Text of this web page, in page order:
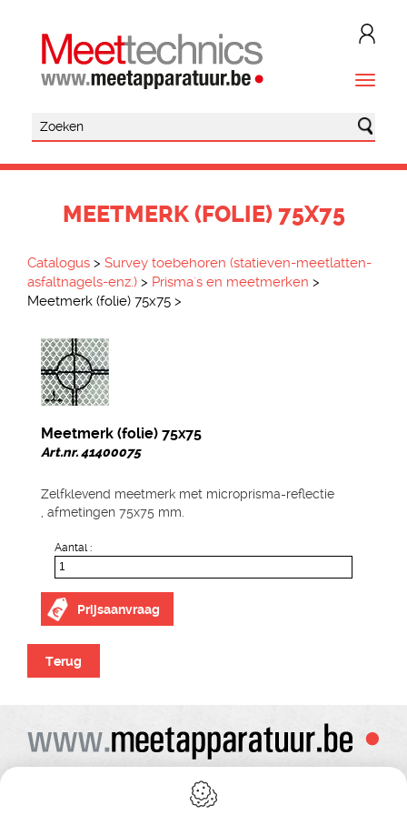
MEETMERK (FOLIE) 75X75
Catalogus > Survey toebehoren (statieven-meetlatten-
asfaltnagels-enz.) > Prisma's en meetmerken >
Meetmerk (folie) 75x75 >
Meetmerk (folie) 75x75
Art.nr. 41400075
Zelfklevend meetmerk met microprisma-reflectie
, afmetingen 75x75 mm.
Aantal :
Prijsaanvraag
Terug
Alle prijzen zijn onder voorbehoud van wijziging
Bij bestelling ontvangt u vooraf de levering steeds een orderbevestiging
Copyright© alle rechten voorbehouden , gehele of gedeeldelijke overname van